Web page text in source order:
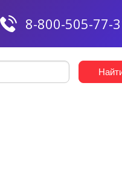
8-800-505-77-